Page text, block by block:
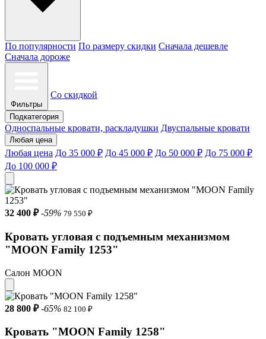
По популярности По размеру скидки Сначала дешевле
Сначала дороже
Фильтры
Со скидкой
Подкатегория
Односпальные кровати, раскладушки Двуспальные кровати
Любая цена
Любая цена До 35 000 ₽ До 45 000 ₽ До 50 000 ₽ До 75 000 ₽
До 100 000 ₽
32 400 ₽ -59% 79 550 ₽
Кровать угловая с подъемным механизмом
"MOON Family 1253"
Салон MOON
28 800 ₽ -65% 82 100 ₽
Кровать "MOON Family 1258"